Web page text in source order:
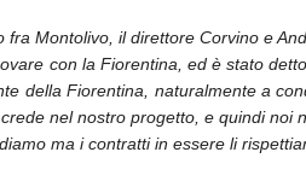
fra Montolivo, il direttore Corvino e
con la Fiorentina, ed è stato
della Fiorentina, naturalmente a
nel nostro progetto, e quindi noi
ma i contratti in essere li